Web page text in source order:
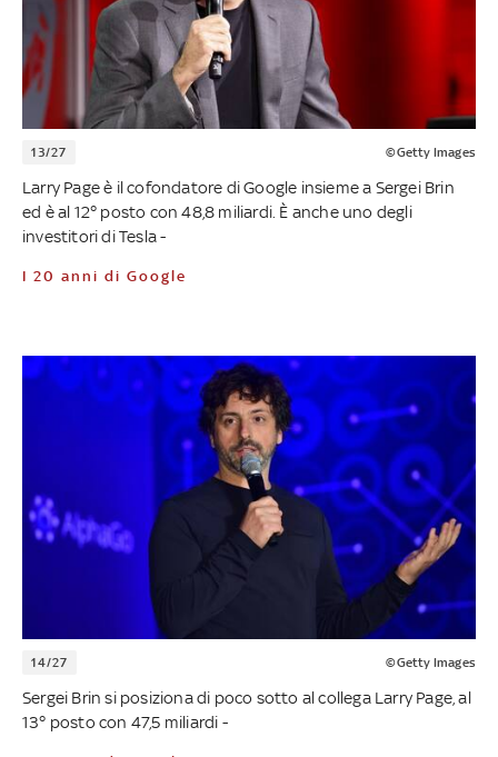
13/27 ©Getty Images
Larry Page è il cofondatore di Google insieme a Sergei Brin
ed è al 12° posto con 48,8 miliardi. È anche uno degli
investitori di Tesla -
I 20 anni di Google
14/27 ©Getty Images
Sergei Brin si posiziona di poco sotto al collega Larry Page, al
13° posto con 47,5 miliardi -